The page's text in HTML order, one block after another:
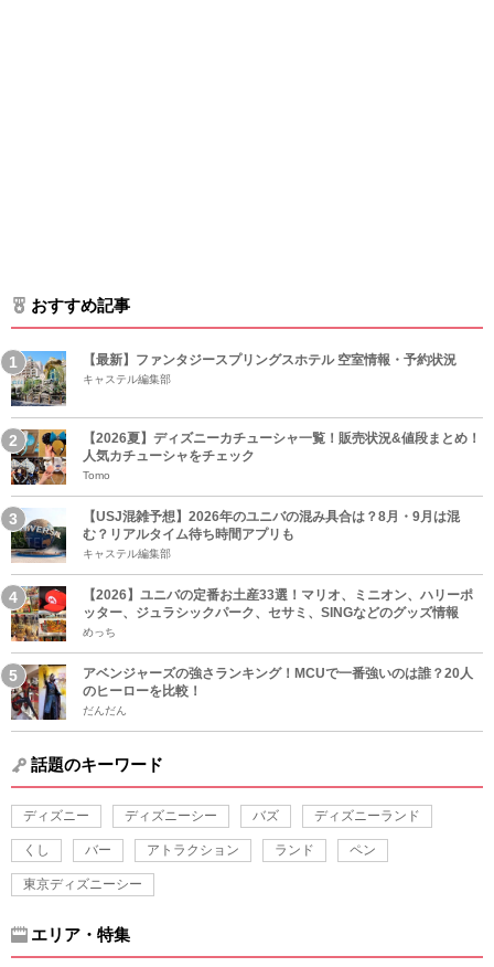
おすすめ記事
【最新】ファンタジースプリングスホテル 空室情報・予約状況
キャステル編集部
【2026夏】ディズニーカチューシャ一覧！販売状況&値段まとめ！
人気カチューシャをチェック
Tomo
【USJ混雑予想】2026年のユニバの混み具合は？8月・9月は混
む？リアルタイム待ち時間アプリも
キャステル編集部
【2026】ユニバの定番お土産33選！マリオ、ミニオン、ハリーポ
ッター、ジュラシックパーク、セサミ、SINGなどのグッズ情報
めっち
アベンジャーズの強さランキング！MCUで一番強いのは誰？20人
のヒーローを比較！
だんだん
話題のキーワード
ディズニー ディズニーシー バズ ディズニーランド
くし バー アトラクション ランド ペン
東京ディズニーシー
エリア・特集